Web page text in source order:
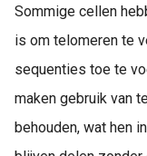
Sommige cellen
is om telomeren te
sequenties toe te
maken gebruik van
behouden, wat hen